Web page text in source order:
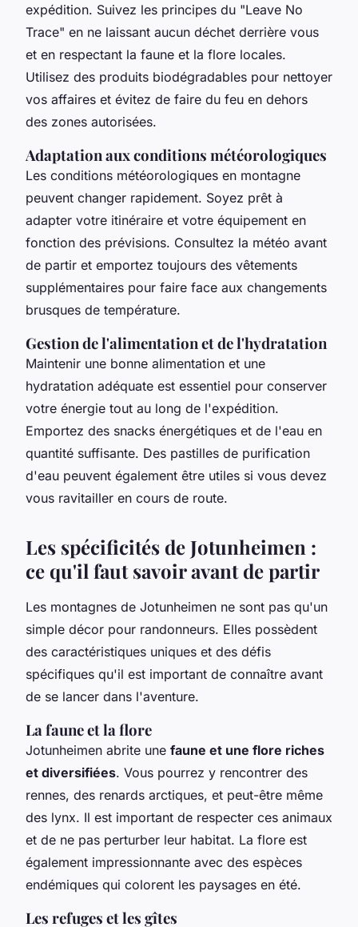
expédition. Suivez les principes du "Leave No
Trace" en ne laissant aucun déchet derrière vous
et en respectant la faune et la flore locales.
Utilisez des produits biodégradables pour nettoyer
vos affaires et évitez de faire du feu en dehors
des zones autorisées.
Adaptation aux conditions météorologiques
Les conditions météorologiques en montagne
peuvent changer rapidement. Soyez prêt à
adapter votre itinéraire et votre équipement en
fonction des prévisions. Consultez la météo avant
de partir et emportez toujours des vêtements
supplémentaires pour faire face aux changements
brusques de température.
Gestion de l'alimentation et de l'hydratation
Maintenir une bonne alimentation et une
hydratation adéquate est essentiel pour conserver
votre énergie tout au long de l'expédition.
Emportez des snacks énergétiques et de l'eau en
quantité suffisante. Des pastilles de purification
d'eau peuvent également être utiles si vous devez
vous ravitailler en cours de route.
Les spécificités de Jotunheimen :
ce qu'il faut savoir avant de partir
Les montagnes de Jotunheimen ne sont pas qu'un
simple décor pour randonneurs. Elles possèdent
des caractéristiques uniques et des défis
spécifiques qu'il est important de connaître avant
de se lancer dans l'aventure.
La faune et la flore
Jotunheimen abrite une faune et une flore riches
et diversifiées. Vous pourrez y rencontrer des
rennes, des renards arctiques, et peut-être même
des lynx. Il est important de respecter ces animaux
et de ne pas perturber leur habitat. La flore est
également impressionnante avec des espèces
endémiques qui colorent les paysages en été.
Les refuges et les gîtes